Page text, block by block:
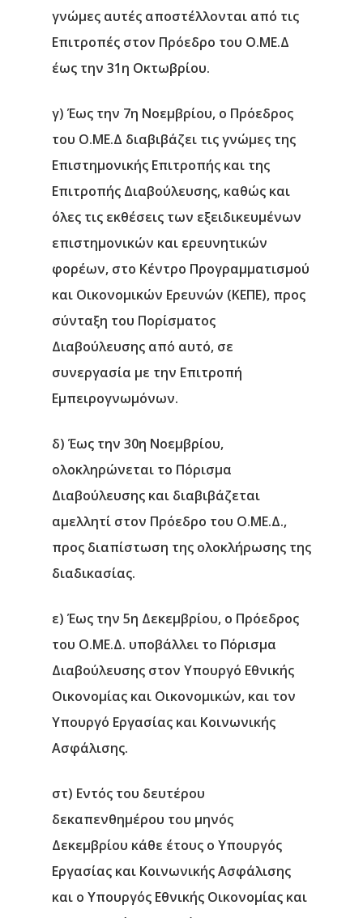
γνώμες αυτές αποστέλλονται από τις
Επιτροπές στον Πρόεδρο του Ο.ΜΕ.Δ
έως την 31η Οκτωβρίου.
γ) Έως την 7η Νοεμβρίου, ο Πρόεδρος
του Ο.ΜΕ.Δ διαβιβάζει τις γνώμες της
Επιστημονικής Επιτροπής και της
Επιτροπής Διαβούλευσης, καθώς και
όλες τις εκθέσεις των εξειδικευμένων
επιστημονικών και ερευνητικών
φορέων, στο Κέντρο Προγραμματισμού
και Οικονομικών Ερευνών (ΚΕΠΕ), προς
σύνταξη του Πορίσματος
Διαβούλευσης από αυτό, σε
συνεργασία με την Επιτροπή
Εμπειρογνωμόνων.
δ) Έως την 30η Νοεμβρίου,
ολοκληρώνεται το Πόρισμα
Διαβούλευσης και διαβιβάζεται
αμελλητί στον Πρόεδρο του Ο.ΜΕ.Δ.,
προς διαπίστωση της ολοκλήρωσης της
διαδικασίας.
ε) Έως την 5η Δεκεμβρίου, ο Πρόεδρος
του Ο.ΜΕ.Δ. υποβάλλει το Πόρισμα
Διαβούλευσης στον Υπουργό Εθνικής
Οικονομίας και Οικονομικών, και τον
Υπουργό Εργασίας και Κοινωνικής
Ασφάλισης.
στ) Εντός του δευτέρου
δεκαπενθημέρου του μηνός
Δεκεμβρίου κάθε έτους ο Υπουργός
Εργασίας και Κοινωνικής Ασφάλισης
και ο Υπουργός Εθνικής Οικονομίας και